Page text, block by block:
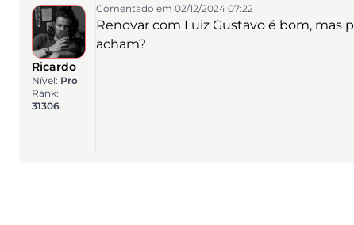
Ricardo
Nível: Pro
Rank:
31306
Comentado em 02/12/2024 07:22
Renovar com Luiz Gustavo é bom, mas
acham?